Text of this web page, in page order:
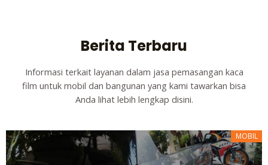
Berita Terbaru
Informasi terkait layanan dalam jasa pemasangan kaca
film untuk mobil dan bangunan yang kami tawarkan bisa
Anda lihat lebih lengkap disini.
MOBIL